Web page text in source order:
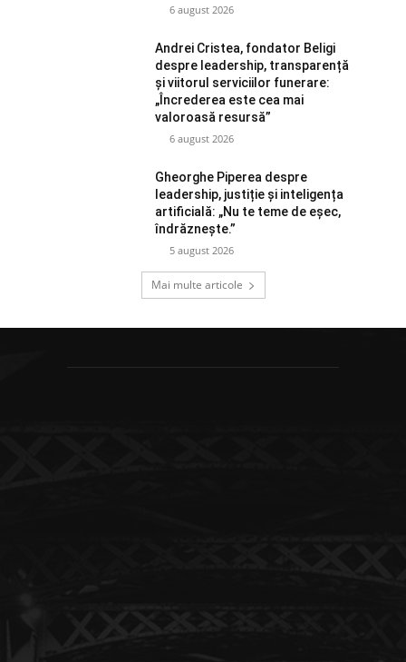
6 august 2026
Andrei Cristea, fondator Beligi
despre leadership, transparență
și viitorul serviciilor funerare:
„Încrederea este cea mai
valoroasă resursă”
6 august 2026
Gheorghe Piperea despre
leadership, justiție și inteligența
artificială: „Nu te teme de eșec,
îndrăznește.”
5 august 2026
Mai multe articole